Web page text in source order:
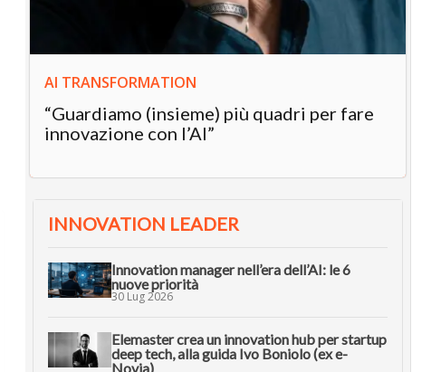
AI TRANSFORMATION
“Guardiamo (insieme) più quadri per fare
innovazione con l’AI”
INNOVATION LEADER
Innovation manager nell’era dell’AI: le 6
nuove priorità
30 Lug 2026
Elemaster crea un innovation hub per startup
deep tech, alla guida Ivo Boniolo (ex e-
Novia)